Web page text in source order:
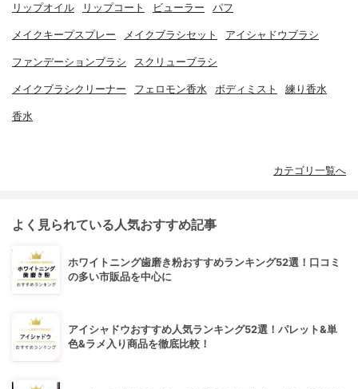
リップオイル リップコート ビューラー パフ
メイクキープスプレー メイクブラシセット アイシャドウブラシ
ファンデーションブラシ スクリューブラシ
メイクブラシクリーナー フェロモン香水 ボディミスト 練り香水
香水
カテゴリ一覧へ
よく見られている人気おすすめ記事
ホワイトニング歯磨き粉おすすめランキング52選！口コミ
の多い市販品を中心に
アイシャドウおすすめ人気ランキング52選！パレット&単
色&ラメ入り商品を徹底比較！